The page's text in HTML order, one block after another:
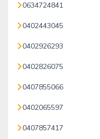
0634724841
0402443045
0402926293
0402826075
0407855066
0402065597
0407857417